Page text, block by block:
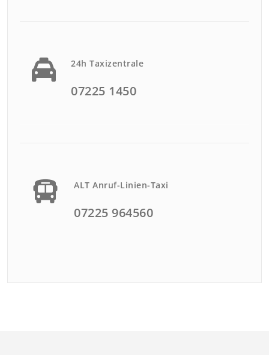
24h Taxizentrale
07225 1450
ALT Anruf-Linien-Taxi
07225 964560